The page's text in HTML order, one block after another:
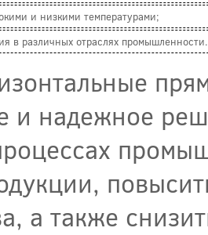
и низкими температурами;
в различных отраслях промышленности.
и надежное
а также